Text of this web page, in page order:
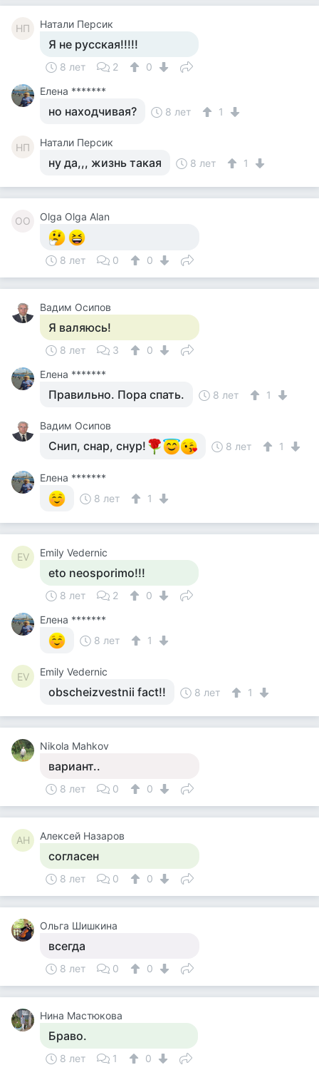
НП Натали Персик
Я не русская!!!!!
8 лет 2
0
Елена *******
но находчивая? 8 лет 1
НП Натали Персик
ну да,,, жизнь такая 8 лет 1
OO Olga Olga Alan
8 лет 0 0
Вадим Осипов
Я валяюсь!
8 лет 3
0
Елена *******
Правильно. Пора спать. 8 лет 1
Вадим Осипов
Снип, снар, снур! 8 лет 1
Елена *******
8 лет
1
EV Emily Vedernic
eto neosporimo!!!
8 лет 2
0
Елена *******
8 лет
1
EV Emily Vedernic
obscheizvestnii fact!! 8 лет 1
Nikola Mahkov
вариант..
8 лет 0 0
АН Алексей Назаров
согласен
8 лет 0 0
Ольга Шишкина
всегда
8 лет 0 0
Нина Мастюкова
Браво.
8 лет 1 0